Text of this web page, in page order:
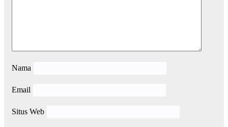
Nama
Email
Situs Web